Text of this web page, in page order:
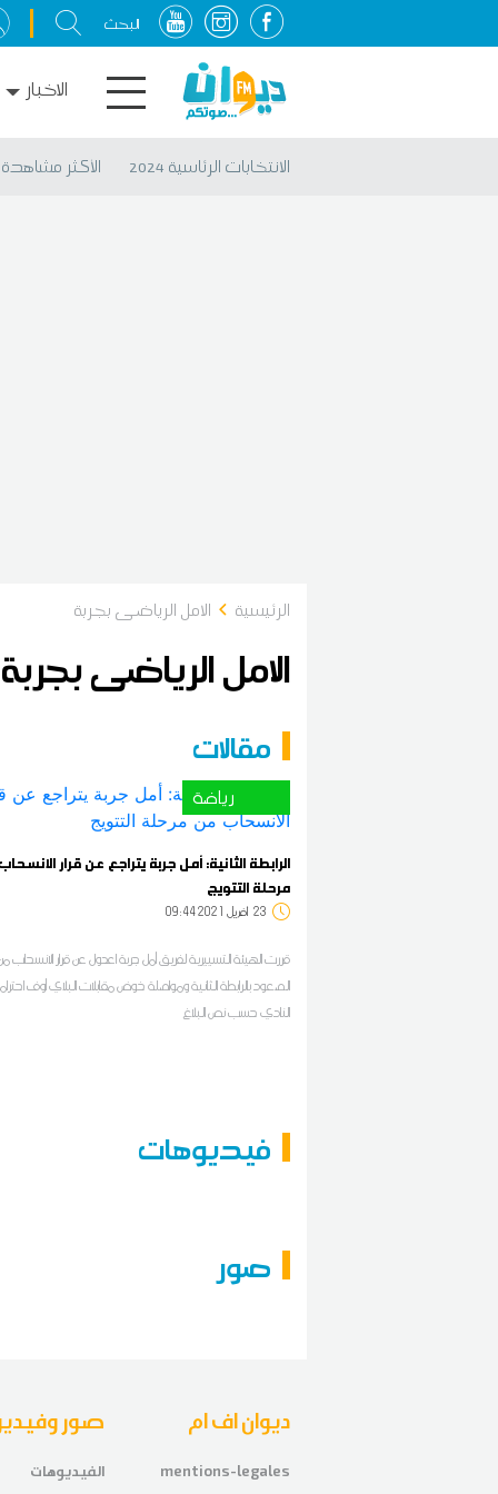
الاخبار
الانتخابات الرئاسية 2024 الأكثر مشاهدة
الرئيسية الامل الرياضى بجربة
الامل الرياضى بجربة
مقالات
رياضة
الرابطة الثانية: أمل جربة يتراجع عن قرار
مرحلة التتويج
23 09:44 2021 أفريل
قررت الهيئة التسييرية لفريق أمل جربة اعدول عن قرار الانسحاب
الصعود بالرابطة الثانية ومواصلة خوض مقابلات البلاي أوف
النادي حسب نص البلاغ
فيديوهات
صور
صور
الفيديوهات
ديوان اف ام
mentions-legales